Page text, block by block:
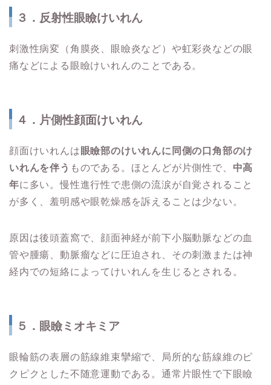
３．反射性眼瞼けいれん
刺激性病変（角膜炎、眼瞼炎など）や虹彩炎などの眼
痛などによる眼瞼けいれんのことである。
４．片側性顔面けいれん
顔面けいれんは 眼瞼部のけいれんに同側の口角部のけ
いれんを伴う ものである。ほとんどが片側性で、 中高
年に多い。慢性進行性で患側の流涙が自覚されること
が多く、羞明感や眼乾燥感を訴えることは少ない。
原因は後頭蓋窩で、顔面神経が前下小脳動脈などの血
管や腫瘍、動脈瘤などに圧迫され、その刺激または神
経内での短絡によってけいれんを生じるとされる。
５．眼瞼ミオキミア
眼輪筋の表層の筋線維束攣縮で、局所的な筋線維のピ
クピクとした不随意運動である。通常片眼性で下眼瞼